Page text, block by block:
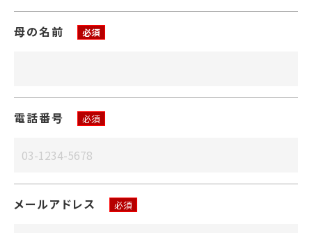
母の名前 必須
電話番号 必須
メールアドレス 必須